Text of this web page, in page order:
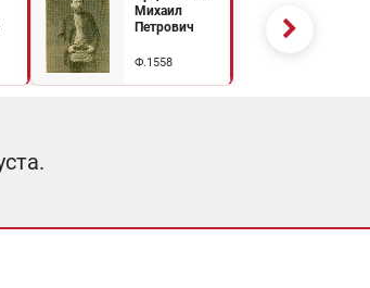
Михаил
Петрович
Ф.1558